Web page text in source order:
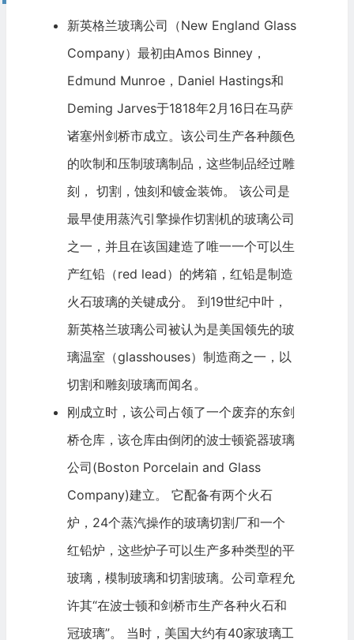
新英格兰玻璃公司（New England Glass
Company）最初由Amos Binney，
Edmund Munroe，Daniel Hastings和
Deming Jarves于1818年2月16日在马萨
诸塞州剑桥市成立。该公司生产各种颜色
的吹制和压制玻璃制品，这些制品经过雕
刻， 切割，蚀刻和镀金装饰。 该公司是
最早使用蒸汽引擎操作切割机的玻璃公司
之一，并且在该国建造了唯一一个可以生
产红铅（red lead）的烤箱，红铅是制造
火石玻璃的关键成分。 到19世纪中叶，
新英格兰玻璃公司被认为是美国领先的玻
璃温室（glasshouses）制造商之一，以
切割和雕刻玻璃而闻名。
刚成立时，该公司占领了一个废弃的东剑
桥仓库，该仓库由倒闭的波士顿瓷器玻璃
公司(Boston Porcelain and Glass
Company)建立。 它配备有两个火石
炉，24个蒸汽操作的玻璃切割厂和一个
红铅炉，这些炉子可以生产多种类型的平
玻璃，模制玻璃和切割玻璃。公司章程允
许其“在波士顿和剑桥市生产各种火石和
冠玻璃”。 当时，美国大约有40家玻璃工